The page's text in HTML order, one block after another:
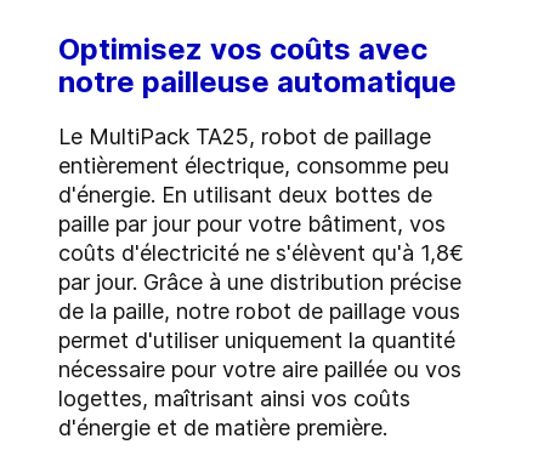
Optimisez vos coûts avec
notre pailleuse automatique
Le MultiPack TA25, robot de paillage
entièrement électrique, consomme peu
d'énergie. En utilisant deux bottes de
paille par jour pour votre bâtiment, vos
coûts d'électricité ne s'élèvent qu'à 1,8€
par jour. Grâce à une distribution précise
de la paille, notre robot de paillage vous
permet d'utiliser uniquement la quantité
nécessaire pour votre aire paillée ou vos
logettes, maîtrisant ainsi vos coûts
d'énergie et de matière première.